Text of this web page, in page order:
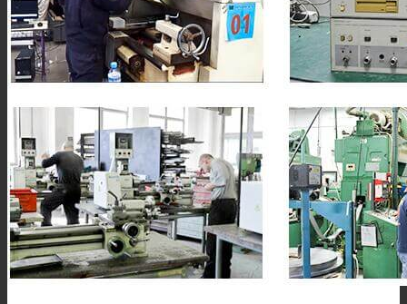
PAL转接头
DIN转接头
N型转接头